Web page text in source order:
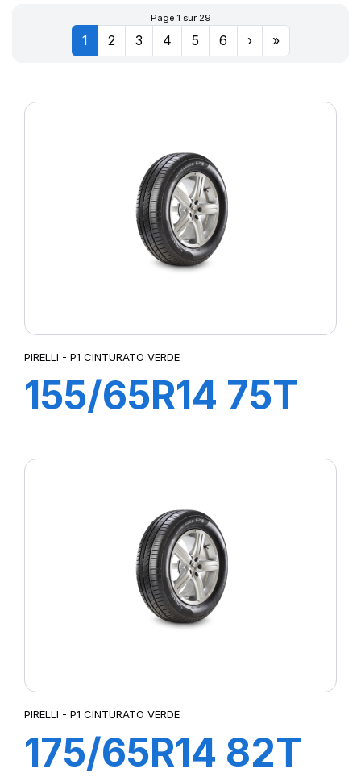
Page 1 sur 29
1 2 3 4 5 6 › »
PIRELLI - P1 CINTURATO VERDE
155/65R14 75T
PIRELLI - P1 CINTURATO VERDE
175/65R14 82T